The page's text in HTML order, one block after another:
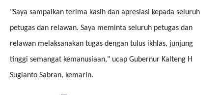
"Saya sampaikan terima kasih dan apresiasi kepada seluruh
petugas dan relawan. Saya meminta seluruh petugas dan
relawan melaksanakan tugas dengan tulus ikhlas, junjung
tinggi semangat kemanusiaan," ucap Gubernur Kalteng H
Sugianto Sabran, kemarin.